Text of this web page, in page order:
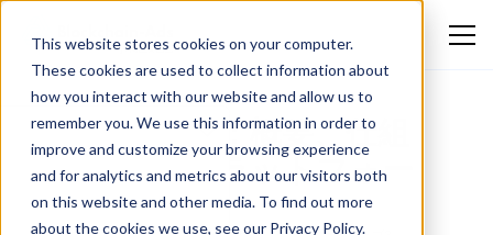
This website stores cookies on your computer.
These cookies are used to collect information about
how you interact with our website and allow us to
remember you. We use this information in order to
improve and customize your browsing experience
and for analytics and metrics about our visitors both
on this website and other media. To find out more
about the cookies we use, see our Privacy Policy.
暗号クエスト：概要、仕組
み、人気のプラットフォー
ム、使用方法